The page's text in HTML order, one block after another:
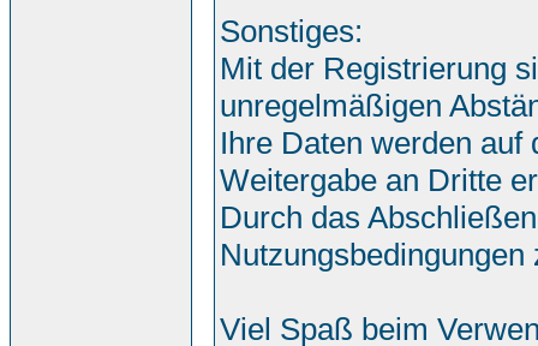
Sonstiges:
Mit der Registrierung
unregelmäßigen
Ihre Daten werden
Weitergabe an Dritte
Durch das
Nutzungsbedingungen
Viel Spaß beim